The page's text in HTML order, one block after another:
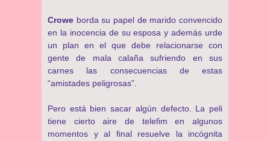
Crowe borda su papel de marido convencido
en la inocencia de su esposa y además urde
un plan en el que debe relacionarse con
gente de mala calaña sufriendo en sus
carnes las consecuencias de estas
“amistades peligrosas”.
Pero está bien sacar algún defecto. La peli
tiene cierto aire de telefim en algunos
momentos y al final resuelve la incógnita